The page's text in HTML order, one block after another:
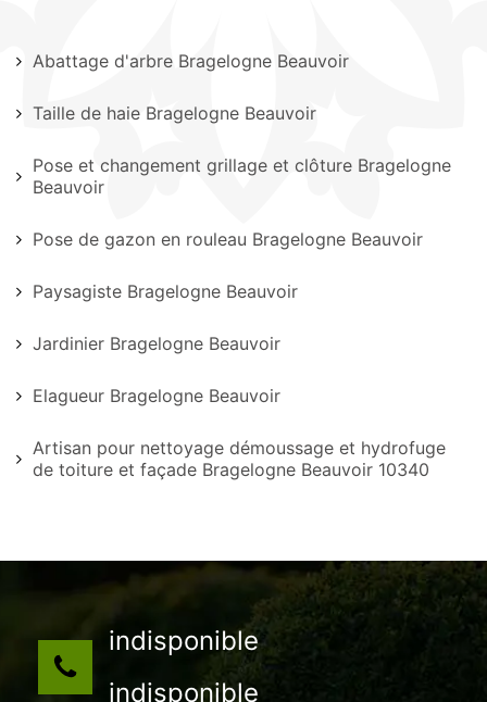
Abattage d'arbre Bragelogne Beauvoir
Taille de haie Bragelogne Beauvoir
Pose et changement grillage et clôture Bragelogne
Beauvoir
Pose de gazon en rouleau Bragelogne Beauvoir
Paysagiste Bragelogne Beauvoir
Jardinier Bragelogne Beauvoir
Elagueur Bragelogne Beauvoir
Artisan pour nettoyage démoussage et hydrofuge
de toiture et façade Bragelogne Beauvoir 10340
indisponible
indisponible